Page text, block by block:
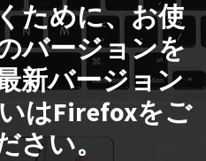
ために、お使
バージョンを
新バージョン
はFirefoxをご
さい。